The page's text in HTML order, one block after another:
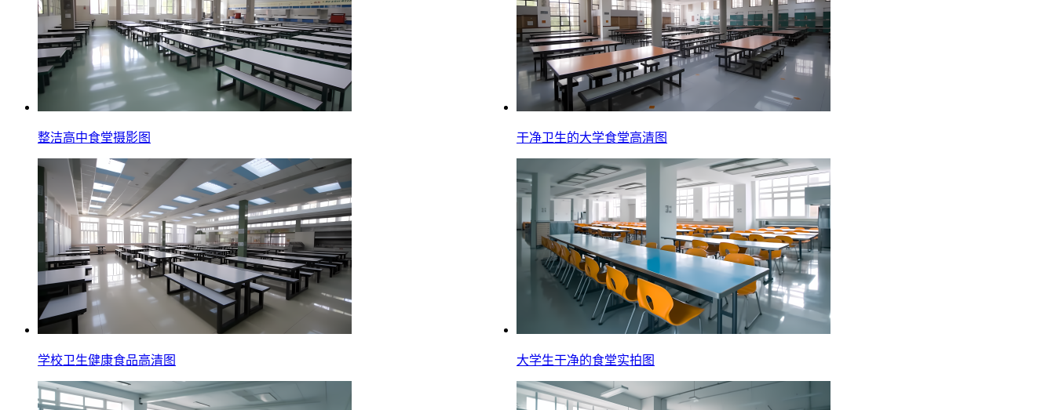
整洁高中食堂摄影图 干净卫生的大学食堂高清图
学校卫生健康食品高清图 大学生干净的食堂实拍图